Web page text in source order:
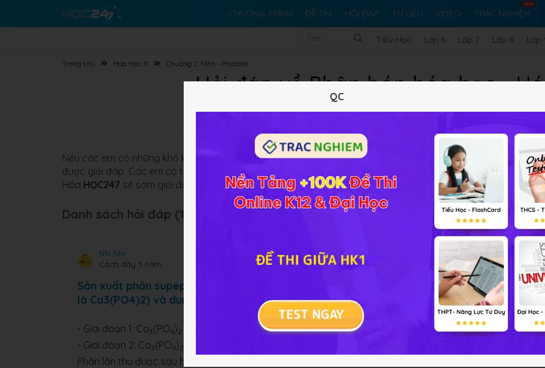
CHƯƠNG TRÌNH ĐỀ THI HỎI ĐÁP TƯ LIỆU VIDEO TRẮC NGHIỆM
Tiểu Học Lớp 6 Lớp 7 Lớp 8 Lớp
Trang chủ Hóa Học 11 Chương 2: Nitơ - Photpho
Hỏi đáp về Phân bón hóa học -
Nếu các em có những khó khăn nào về Hóa học 11 Bài 12 Phân bón hóa học
các em vui lòng đặt câu hỏi để
được giải đáp. Các em có thể đặt câu hỏi nằm trong phần bài tập SGK, bài tập nâng cao để cộng đồng
Hóa HỌC247 sẽ sớm giải đáp cho các em.
Danh sách hỏi đáp (106 câu):
Nhi Nhi
Cách đây 3 năm
Sản xuất phân supephotphat kép thường sử dụng quặng photphorit (có thành phần chính
là Ca3(PO4)2) và dung dịch H2SO4 70% theo các giai đoạn sau:
- Giai đoạn 1: Ca3(PO4)2 PO4+ 3CaSO4↓
- Giai đoạn 2: Ca3(PO4)2
Phân lân thu được sau hai giai đoạn trên chứa Ca(H
QC